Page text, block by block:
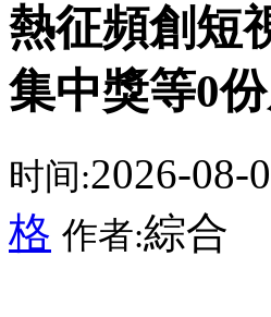
熱征頻創短
集中獎等0
时间:2026-08-
格 作者:綜合